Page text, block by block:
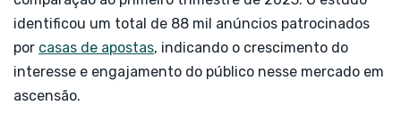
identificou um total de 88 mil anúncios patrocinados
por casas de apostas, indicando o crescimento do
interesse e engajamento do público nesse mercado em
ascensão.